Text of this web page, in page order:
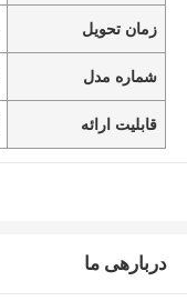
زمان تحویل
شماره مدل
قابلیت ارائه
دربارهی ما